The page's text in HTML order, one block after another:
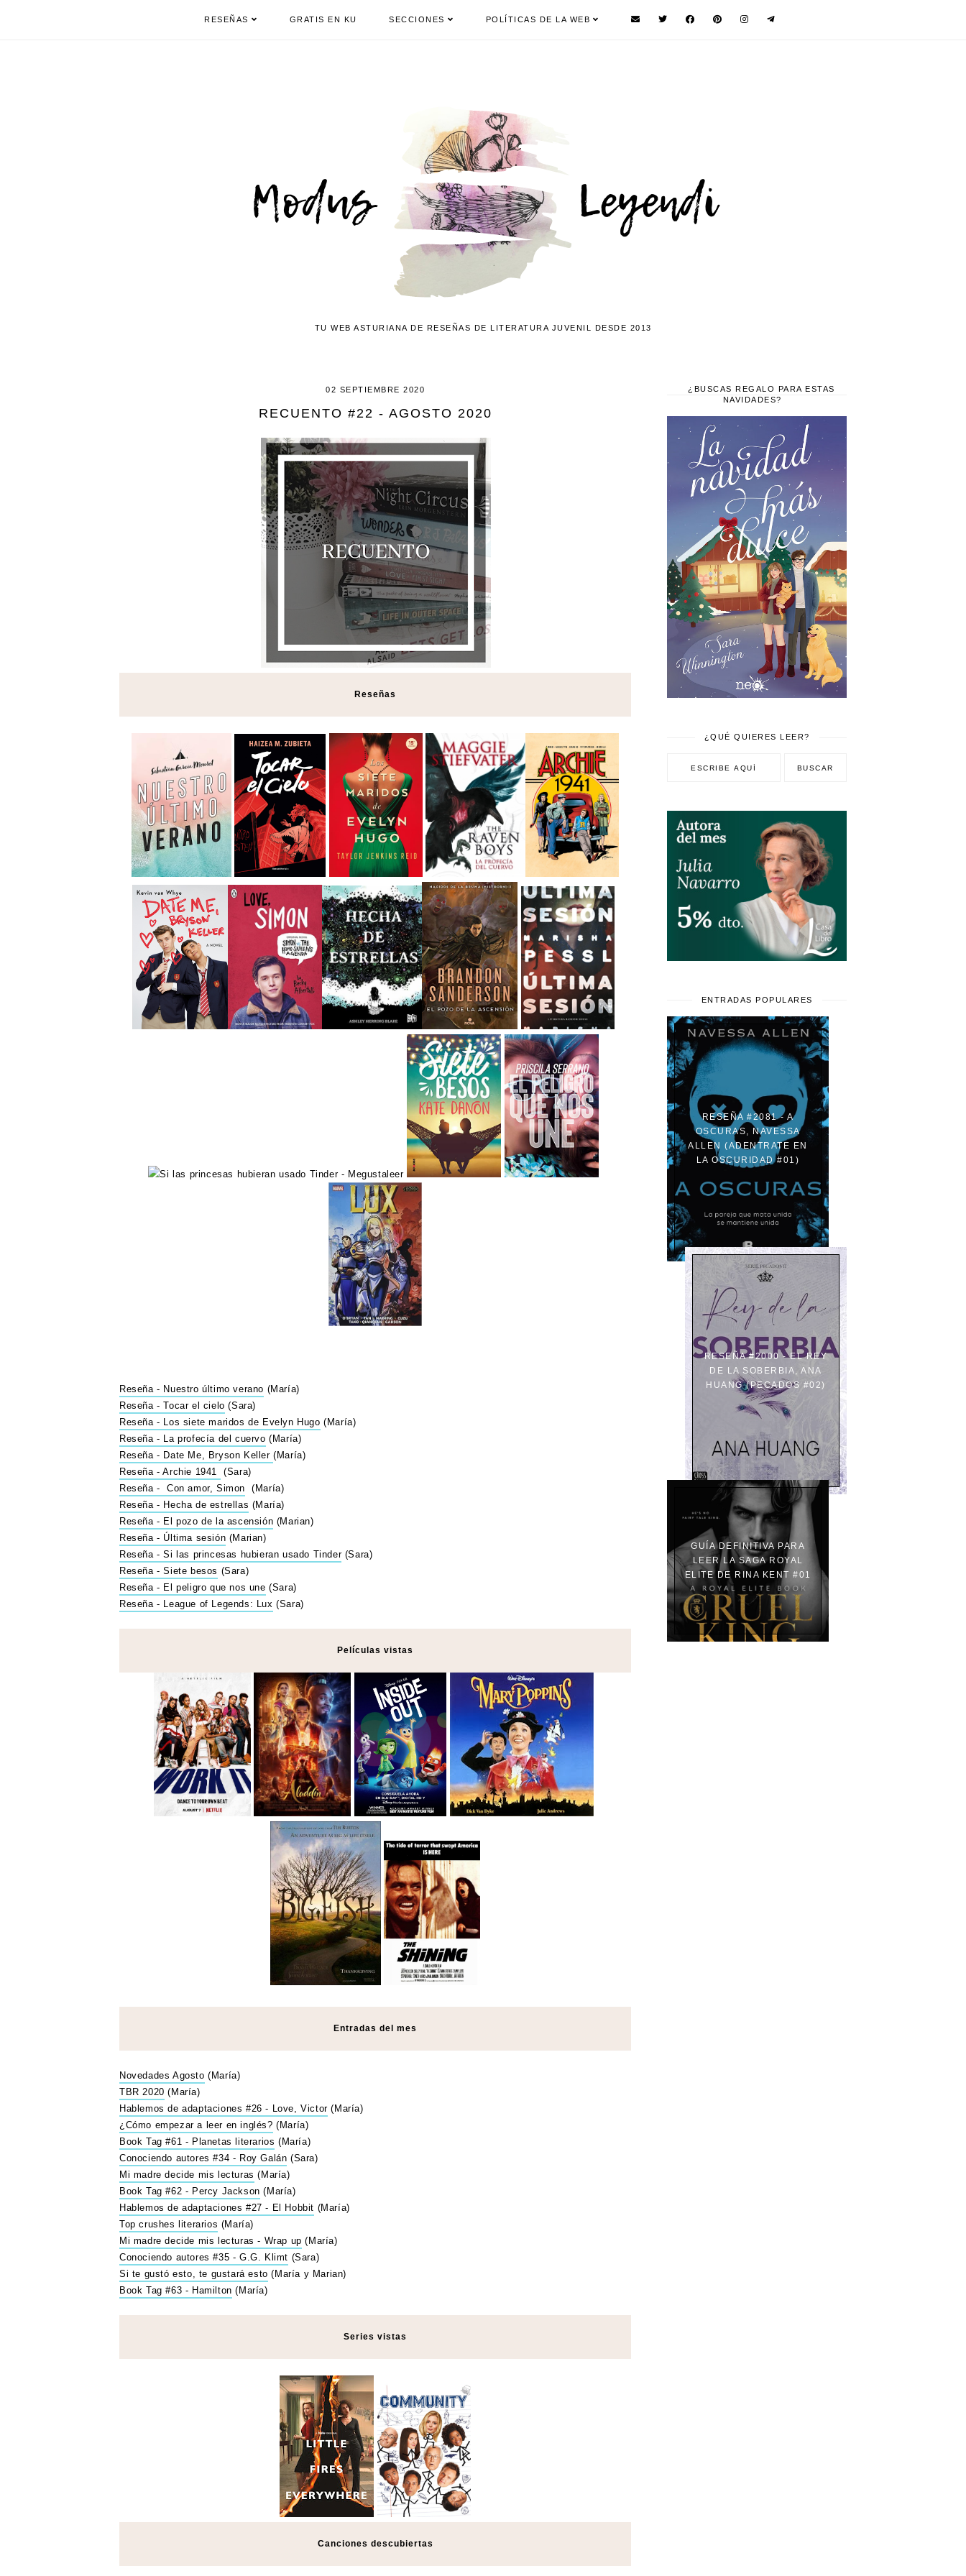
RESEÑAS GRATIS EN KU SECCIONES POLÍTICAS DE LA WEB
TU WEB ASTURIANA DE RESEÑAS DE LITERATURA JUVENIL DESDE 2013
02 SEPTIEMBRE 2020
RECUENTO #22 - AGOSTO 2020
Reseñas
Reseña - Nuestro último verano (María)
Reseña - Tocar el cielo (Sara)
Reseña - Los siete maridos de Evelyn Hugo (María)
Reseña - La profecía del cuervo (María)
Reseña - Date Me, Bryson Keller(María)
Reseña - Archie 1941
(Sara)
Reseña - Con amor, Simon (María)
Reseña - Hecha de estrellas (María)
Reseña - El pozo de la ascensión (Marian)
Reseña - Última sesión (Marian)
Reseña - Si las princesas hubieran usado Tinder(Sara)
Reseña - Siete besos (Sara)
Reseña - El peligro que nos une (Sara)
Reseña - League of Legends: Lux (Sara)
Películas vistas
Entradas del mes
Novedades Agosto (María)
TBR 2020 (María)
Hablemos de adaptaciones #26 - Love, Victor(María)
¿Cómo empezar a leer en inglés? (María)
Book Tag #61 - Planetas literarios (María)
Conociendo autores #34 - Roy Galán (Sara)
Mi madre decide mis lecturas (María)
Book Tag #62 - Percy Jackson (María)
Hablemos de adaptaciones #27 - El Hobbit (María)
Top crushes literarios (María)
Mi madre decide mis lecturas - Wrap up (María)
Conociendo autores #35 - G.G. Klimt (Sara)
Si te gustó esto, te gustará esto (María y Marian)
Book Tag #63 - Hamilton (María)
Series vistas
Canciones descubiertas
¿BUSCAS REGALO PARA ESTAS
NAVIDADES?
¿QUÉ QUIERES LEER?
ENTRADAS POPULARES
RESEÑA #2081 - A
OSCURAS, NAVESSA
ALLEN (ADENTRATE EN
LA OSCURIDAD #01)
RESEÑA #2000 - EL REY
DE LA SOBERBIA, ANA
HUANG (PECADOS #02)
GUÍA DEFINITIVA PARA
LEER LA SAGA ROYAL
ELITE DE RINA KENT #01